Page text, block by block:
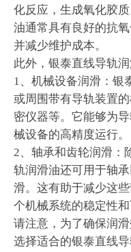
化反应，生成氧化胶
油通常具有良好的抗
并减少维护成本。
此外，银泰直线导轨
1、机械设备润滑：银
或周围带有导轨装置
密仪器等。它能够为
械设备的高精度运行。
2、轴承和齿轮润滑：
轨润滑油还可用于轴
滑。这有助于减少这
个机械系统的稳定性和
请注意，为了确保润
选择适合的银泰直线